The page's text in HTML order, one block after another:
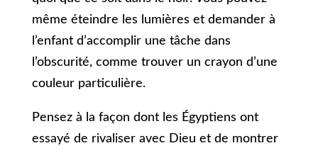
même éteindre les lumières et demander à
l’enfant d’accomplir une tâche dans
l’obscurité, comme trouver un crayon d’une
couleur particulière.
Pensez à la façon dont les Égyptiens ont
essayé de rivaliser avec Dieu et de montrer